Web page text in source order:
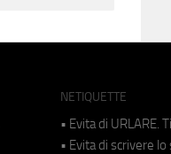
NETIQUETTE
• Evita di URLARE.
• Evita di scrivere